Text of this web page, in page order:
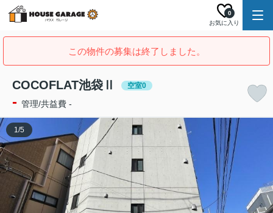
お気に入り
0
この物件の募集は終了しました。
COCOFLAT池袋Ⅱ 空室0
- 管理/共益費 -
1/5